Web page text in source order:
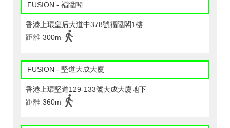
FUSION - 褔陞閣
香港上環皇后大道中378號福陞閣1樓
距離 300m
FUSION - 堅道大成大廈
香港上環堅道129-133號大成大廈地下
距離 360m